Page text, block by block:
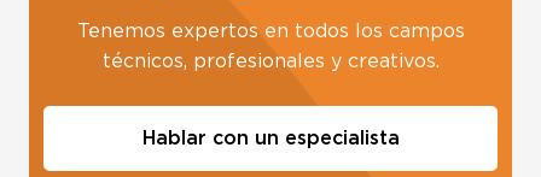
Tenemos expertos en todos los campos
técnicos, profesionales y creativos.
Hablar con un especialista